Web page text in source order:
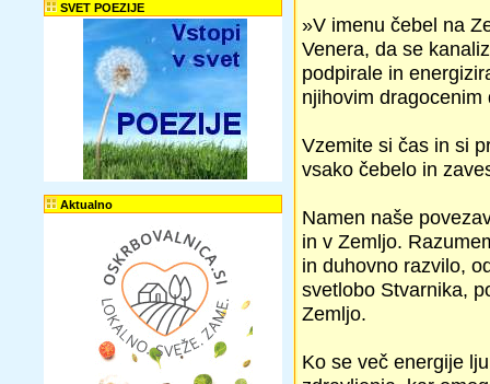
SVET POEZIJE
Aktualno
»V imenu čebel na
Venera, da se
podpirale in
njihovim
Vzemite si čas in si
vsako čebelo in
Namen naše
in v Zemljo.
in duhovno razvilo,
svetlobo Stvarnika,
Zemljo.
Ko se več energije